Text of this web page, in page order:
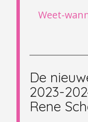
Weet-
De
2023-
Rene